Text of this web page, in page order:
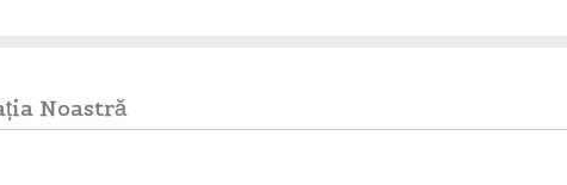
Noastră